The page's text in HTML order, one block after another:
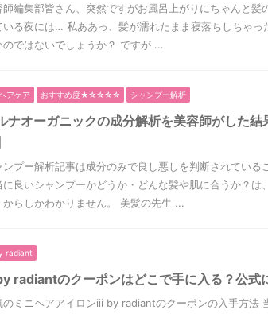
師編集部皆さん、突然ですがお風呂上がりにちゃんと髪
いる夜には… 私ああっ、髪が濡れたまま寝落ちしちゃ
のではないでしょうか？ ですが ...
アケア おすすめ度★☆☆☆☆ シャンプー解析
ナオーガニックの成分解析を美容師がした結
ンプー解析記事は成分のみで良し悪しを判断されている
に良いシャンプーかどうか・どんな髪や肌に合うか？は
からしかわかりません。 美髪の先生 ...
radiant
radiantのクーポンはどこで手に入る？公式
のミニヘアアイロンiii by radiantのクーポンの入手方法